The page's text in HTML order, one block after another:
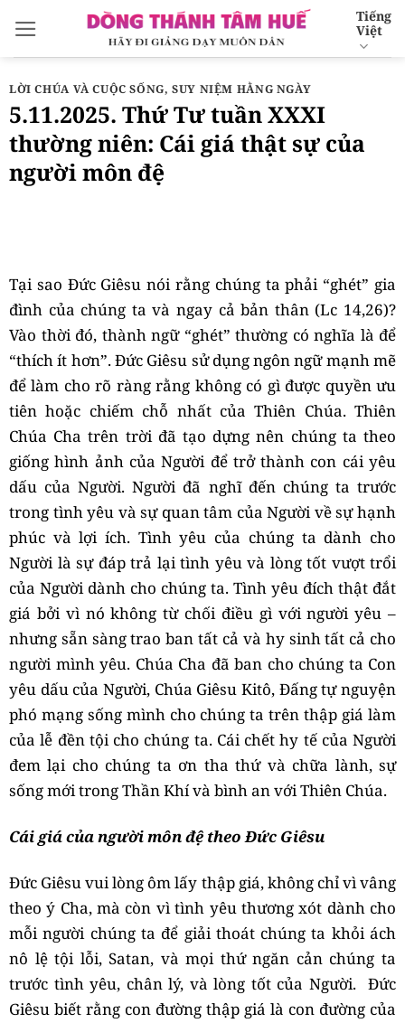
qua
nội
dung
Tiếng
Việt
LỜI CHÚA VÀ CUỘC SỐNG,SUY NIỆM HẰNG NGÀY
5.11.2025. Thứ Tư tuần XXXI
thường niên: Cái giá thật sự của
người môn đệ
Tại sao Đức Giêsu nói rằng chúng ta phải “ghét” gia
đình của chúng ta và ngay cả bản thân (Lc 14,26)?
Vào thời đó, thành ngữ “ghét” thường có nghĩa là để
“thích ít hơn”. Đức Giêsu sử dụng ngôn ngữ mạnh mẽ
để làm cho rõ ràng rằng không có gì được quyền ưu
tiên hoặc chiếm chỗ nhất của Thiên Chúa. Thiên
Chúa Cha trên trời đã tạo dựng nên chúng ta theo
giống hình ảnh của Người để trở thành con cái yêu
dấu của Người. Người đã nghĩ đến chúng ta trước
trong tình yêu và sự quan tâm của Người về sự hạnh
phúc và lợi ích. Tình yêu của chúng ta dành cho
Người là sự đáp trả lại tình yêu và lòng tốt vượt trổi
của Người dành cho chúng ta. Tình yêu đích thật đắt
giá bởi vì nó không từ chối điều gì với người yêu –
nhưng sẵn sàng trao ban tất cả và hy sinh tất cả cho
người mình yêu. Chúa Cha đã ban cho chúng ta Con
yêu dấu của Người, Chúa Giêsu Kitô, Đấng tự nguyện
phó mạng sống mình cho chúng ta trên thập giá làm
của lễ đền tội cho chúng ta. Cái chết hy tế của Người
đem lại cho chúng ta ơn tha thứ và chữa lành, sự
sống mới trong Thần Khí và bình an với Thiên Chúa.
Cái giá của người môn đệ theo Đức Giêsu
Đức Giêsu vui lòng ôm lấy thập giá, không chỉ vì vâng
theo ý Cha, mà còn vì tình yêu thương xót dành cho
mỗi người chúng ta để giải thoát chúng ta khỏi ách
nô lệ tội lỗi, Satan, và mọi thứ ngăn cản chúng ta
trước tình yêu, chân lý, và lòng tốt của Người. Đức
Giêsu biết rằng con đường thập giá là con đường của